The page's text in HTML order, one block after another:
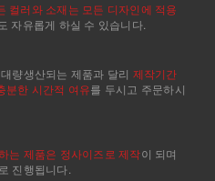
컬러와 소재는 모든 디자인에 적용
자유롭게 하실 수 있습니다.
량생산되는 제품과 달리 제작기간
분한 시간적 여유를 두시고 주문하시
는 제품은 정사이즈로 제작이 되며
진행됩니다.